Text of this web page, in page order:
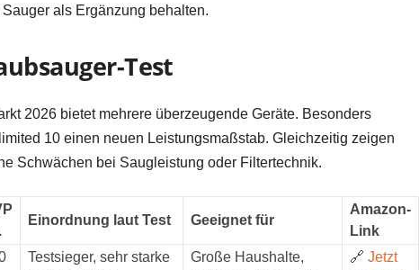
als Ergänzung behalten.
Test
2026 bietet mehrere überzeugende Geräte. Besonders
10 einen neuen Leistungsmaßstab. Gleichzeitig zeigen
Schwächen bei Saugleistung oder Filtertechnik.
Einordnung laut Test Geeignet für
Amazon-
Link
Testsieger, sehr starke
Große Haushalte,
🔗 Jetzt